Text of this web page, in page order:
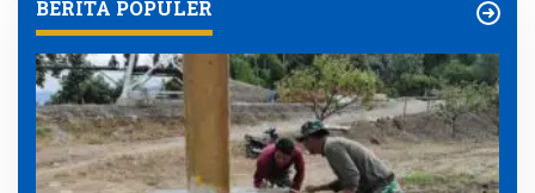
BERITA POPULER